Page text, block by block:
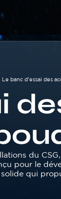
Le banc d’essai des
du
pour le
qui